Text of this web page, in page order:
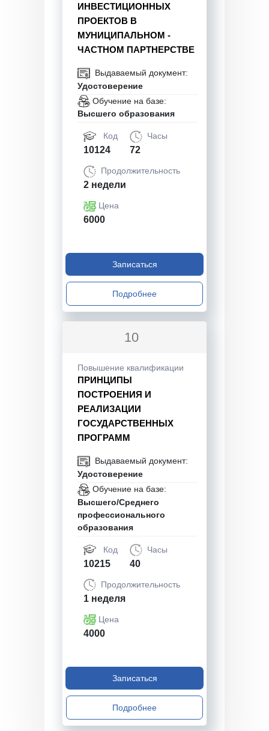
ИНВЕСТИЦИОННЫХ
ПРОЕКТОВ В
МУНИЦИПАЛЬНОМ -
ЧАСТНОМ ПАРТНЕРСТВЕ
Выдаваемый документ:
Удостоверение
Обучение на базе:
Высшего образования
Код
10124
Часы
72
Продолжительность
2 недели
Цена
6000
Записаться
Подробнее
10
Повышение квалификации
ПРИНЦИПЫ
ПОСТРОЕНИЯ И
РЕАЛИЗАЦИИ
ГОСУДАРСТВЕННЫХ
ПРОГРАММ
Выдаваемый документ:
Удостоверение
Обучение на базе:
Высшего/Среднего
профессионального
образования
Код
10215
Часы
40
Продолжительность
1 неделя
Цена
4000
Записаться
Подробнее